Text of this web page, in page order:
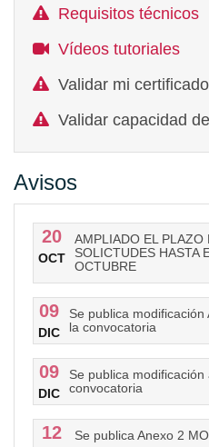
Requisitos técnicos
Vídeos tutoriales
Validar mi certificado
Validar capacidad
Avisos
20
OCT
AMPLIADO EL PLAZO
SOLICTUDES HASTA
OCTUBRE
09
DIC
Se publica
la convocatoria
09
DIC
Se publica
convocatoria
12 Se publica Anexo 2